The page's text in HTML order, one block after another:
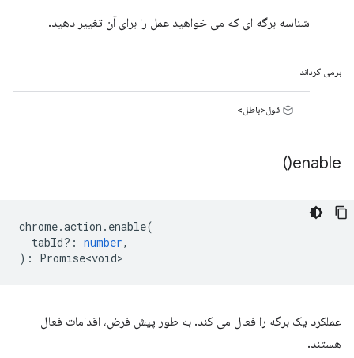
شناسه برگه ای که می خواهید عمل را برای آن تغییر دهید.
برمی گرداند
قول<باطل>
enable(
)
chrome.action . enable(
tabId? : number,
) : Promise<void>
عملکرد یک برگه را فعال می کند. به طور پیش فرض، اقدامات فعال
هستند.